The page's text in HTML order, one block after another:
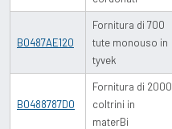
B0487AE120
Fornitura di 700
tute monouso in
tyvek
B0488787D0
Fornitura di 2000
coltrini in
materBi